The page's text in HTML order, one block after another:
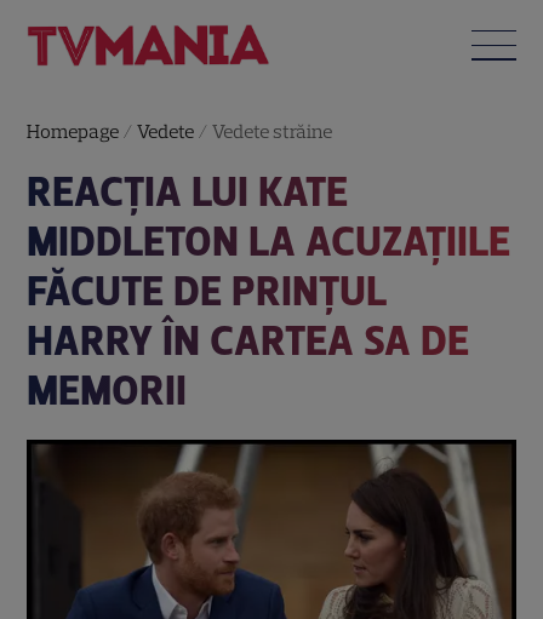
Homepage /Vedete /Vedete străine
REACȚIA LUI KATE
MIDDLETON LA ACUZAȚIILE
FĂCUTE DE PRINȚUL
HARRY ÎN CARTEA SA DE
MEMORII